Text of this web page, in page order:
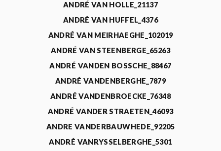
ANDRÉ VAN HOLLE_21137
ANDRÉ VAN HUFFEL_4376
ANDRÉ VAN MEIRHAEGHE_102019
ANDRÉ VAN STEENBERGE_65263
ANDRÉ VANDEN BOSSCHE_88467
ANDRÉ VANDENBERGHE_7879
ANDRÉ VANDENBROECKE_76348
ANDRÉ VANDER STRAETEN_46093
ANDRE VANDERBAUWHEDE_92205
ANDRÉ VANRYSSELBERGHE_5301